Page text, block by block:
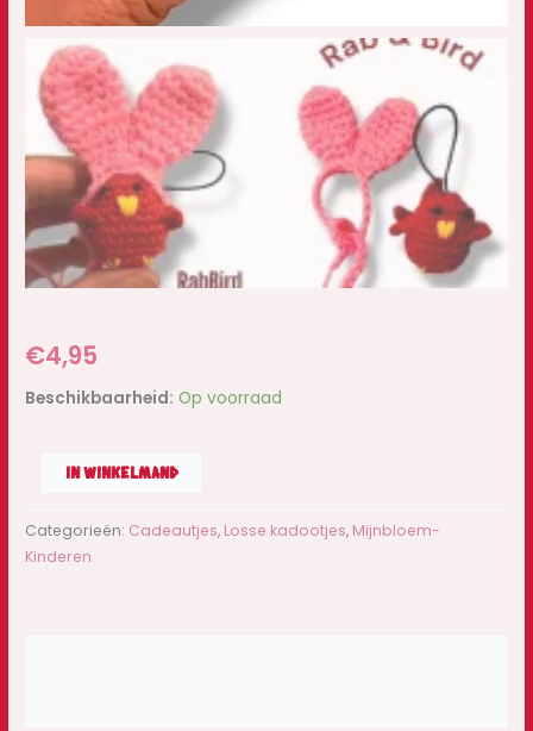
€4,95
Beschikbaarheid: Op voorraad
IN WINKELMAND
Categorieën: Cadeautjes, Losse kadootjes, Mijnbloem-
Kinderen